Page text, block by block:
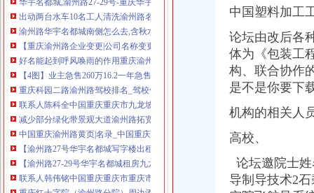
渝州路华宇名都城南侧怎么去,含秋水果烟酒的地址,地图-重庆-大众
【重庆渝州路企业变更|公司名称变更|公司/法人变更】-重庆赶集网
好名能起到呼风唤雨的作用重庆渝州路取名刘奉大师-重庆58同城
【4图】业主急售260万16.2一年急售急售,重庆九龙坡渝州路赶集商
重庆科园二路渝州路驾校排名_驾校价格-团购_大众点评网
联系人陈科全中国重庆重庆市九龙坡区渝州路31号华宇名都城14-22-
减少部分绿化带景观大道渝州路拓宽缓堵（图）_新浪重庆新闻_新浪
中国重庆渝州路黄页|名录_中国重庆渝州路公司|厂家-八方资源重庆黄页
【渝州路27号华宇名都城写字楼出租九龙坡写字楼出租】第一时间房源
【渝州路27-29号华宇名都城租房九龙坡石桥铺租房】第一时间房源网
联系人韩伟铭中国重庆重庆市重庆市高新区石桥铺渝州路31#华宇名
重庆红十字院（渝州路分院）周边酒店公寓_重庆红十字院（渝州
益学网络科技有限公司,九龙坡区渝州路29号华宇名都城9号楼8-6室—
中国塑料加工
论坛由改后各
体为《包装工
构、联合协作
是不是你要下
机构的相关人
高校、
论坛邀院士
导制导技术2